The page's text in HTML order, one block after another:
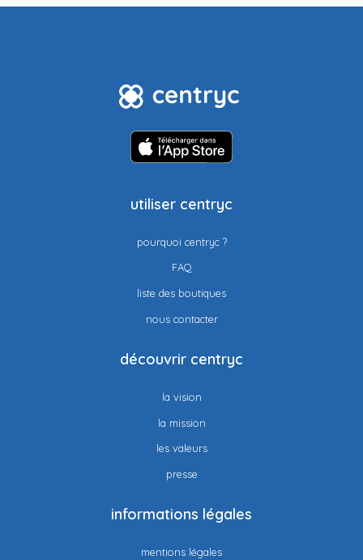
utiliser centryc
pourquoi centryc ?
FAQ
liste des boutiques
nous contacter
découvrir centryc
la vision
la mission
les valeurs
presse
informations légales
mentions légales